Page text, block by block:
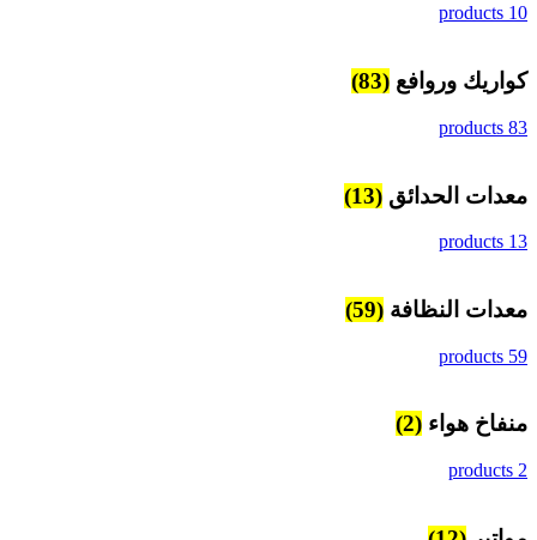
10 products
كواريك وروافع (83)
83 products
معدات الحدائق (13)
13 products
معدات النظافة (59)
59 products
منفاخ هواء (2)
2 products